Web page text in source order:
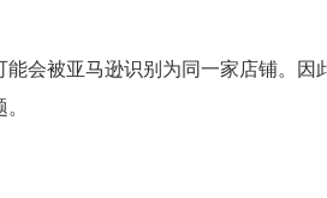
会被亚马逊识别为同一家店铺。因